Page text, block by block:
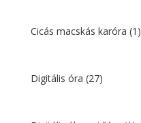
Cicás macskás karóra (1)
Digitális óra (27)